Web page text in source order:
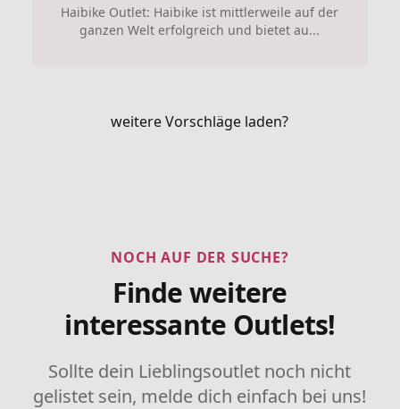
Haibike Outlet: Haibike ist mittlerweile auf der
ganzen Welt erfolgreich und bietet au...
weitere Vorschläge laden?
NOCH AUF DER SUCHE?
Finde weitere
interessante Outlets!
Sollte dein Lieblingsoutlet noch nicht
gelistet sein, melde dich einfach bei uns!